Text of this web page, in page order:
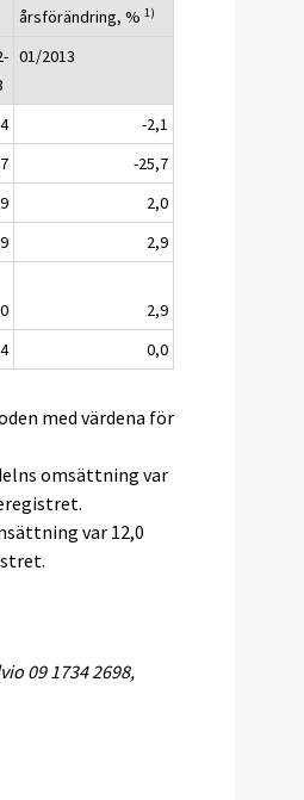
årsförändring, %1)
01/2013
-2,1
-25,7
2,0
2,9
2,9
0,0
med värdena för
omsättning var
var 12,0
09 1734 2698,